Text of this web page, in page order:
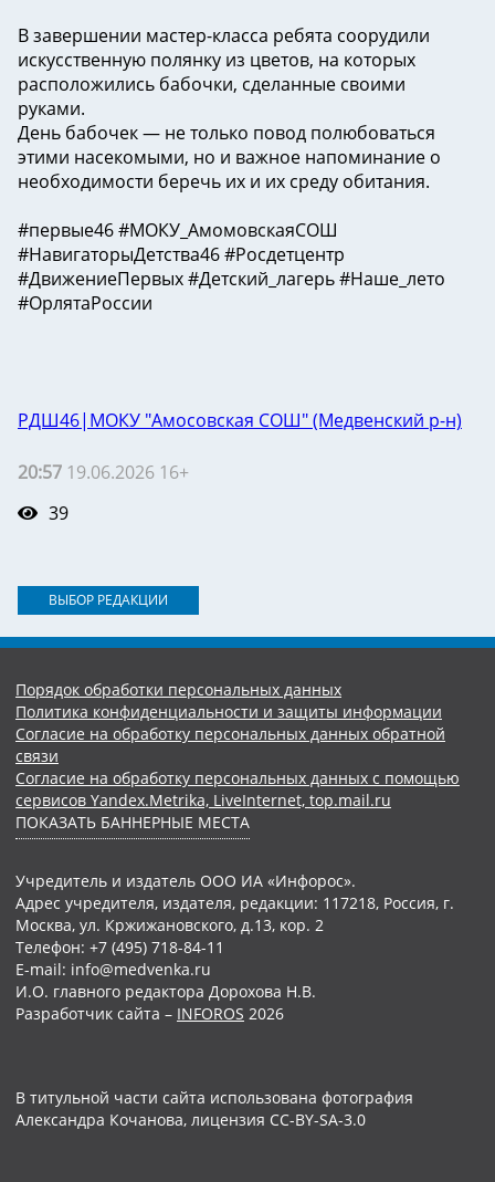
В завершении мастер-класса ребята соорудили
искусственную полянку из цветов, на которых
расположились бабочки, сделанные своими
руками.
День бабочек — не только повод полюбоваться
этими насекомыми, но и важное напоминание о
необходимости беречь их и их среду обитания.
#первые46 #МОКУ_АмомовскаяСОШ
#НавигаторыДетства46 #Росдетцентр
#ДвижениеПервых #Детский_лагерь #Наше_лето
#ОрлятаРоссии
РДШ46|МОКУ "Амосовская СОШ" (Медвенский р-н)
20:57 19.06.2026 16+
39
ВЫБОР РЕДАКЦИИ
Порядок обработки персональных данных
Политика конфиденциальности и защиты информации
Согласие на обработку персональных данных обратной
связи
Согласие на обработку персональных данных с помощью
сервисов Yandex.Metrika, LiveInternet, top.mail.ru
ПОКАЗАТЬ БАННЕРНЫЕ МЕСТА
Учредитель и издатель ООО ИА «Инфорос».
Адрес учредителя, издателя, редакции: 117218, Россия, г.
Москва, ул. Кржижановского, д.13, кор. 2
Телефон: +7 (495) 718-84-11
E-mail: info@medvenka.ru
И.О. главного редактора Дорохова Н.В.
Разработчик сайта – INFOROS 2026
В титульной части сайта использована фотография
Александра Кочанова, лицензия CC-BY-SA-3.0